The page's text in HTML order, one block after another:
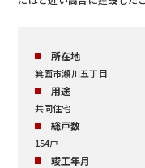
所在地
箕面市瀬川五丁目
用途
共同住宅
総戸数
154戸
竣工年月